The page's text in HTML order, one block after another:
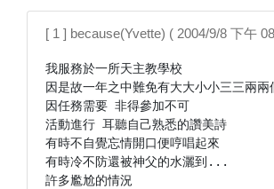
[ 1 ] because(Yvette) ( 2004/9/8 下午
我服務於一所天主教學校
因是故一年之中難免有大大小小三三兩兩
因任務需要 非得參加不可
活動進行 耳聽自己熟悉的讚美詩
有時不自覺忘情開口便哼唱起來
有時冷不防還被神父的水灑到...
許多尷尬的情況